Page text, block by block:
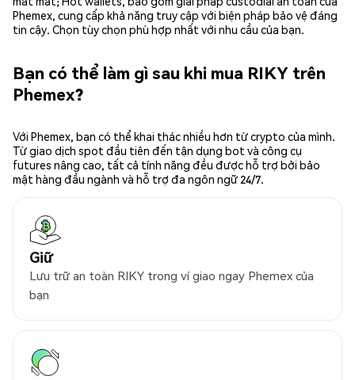
Phemex, cung cấp khả năng truy cập với biện pháp bảo vệ đáng
tin cậy. Chọn tùy chọn phù hợp nhất với nhu cầu của bạn.
Bạn có thể làm gì sau khi mua RIKY trên
Phemex?
Với Phemex, bạn có thể khai thác nhiều hơn từ crypto của mình.
Từ giao dịch spot đầu tiên đến tận dụng bot và công cụ
futures nâng cao, tất cả tính năng đều được hỗ trợ bởi bảo
mật hàng đầu ngành và hỗ trợ đa ngôn ngữ 24/7.
Giữ
Lưu trữ an toàn RIKY trong ví giao ngay Phemex của
bạn